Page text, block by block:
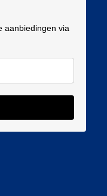
aanbiedingen via